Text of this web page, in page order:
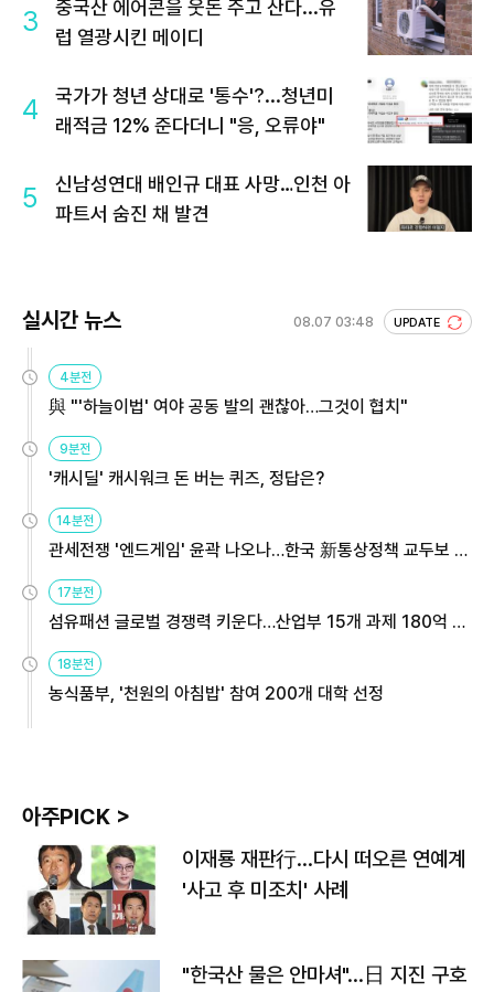
3
중국산 에어콘을 웃돈 주고 산다...유
럽 열광시킨 메이디
4
국가가 청년 상대로 '통수'?...청년미
래적금 12% 준다더니 "응, 오류야"
5
신남성연대 배인규 대표 사망…인천 아
파트서 숨진 채 발견
실시간 뉴스 08.07 03:48 UPDATE
4분전
與 "'하늘이법' 여야 공동 발의 괜찮아…그것이 협치"
9분전
'캐시딜' 캐시워크 돈 버는 퀴즈, 정답은?
14분전
관세전쟁 '엔드게임' 윤곽 나오나…한국 新통상정책 교두보 활
17분전
섬유패션 글로벌 경쟁력 키운다…산업부 15개 과제 180억 지
18분전
농식품부, '천원의 아침밥' 참여 200개 대학 선정
아주PICK >
이재룡 재판行…다시 떠오른 연예계
'사고 후 미조치' 사례
"한국산 물은 안마셔"…日 지진 구호